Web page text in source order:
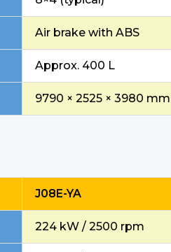
Air brake with ABS
Approx. 400 L
9790 × 2525 × 3980 mm
J08E-YA
224 kW / 2500 rpm